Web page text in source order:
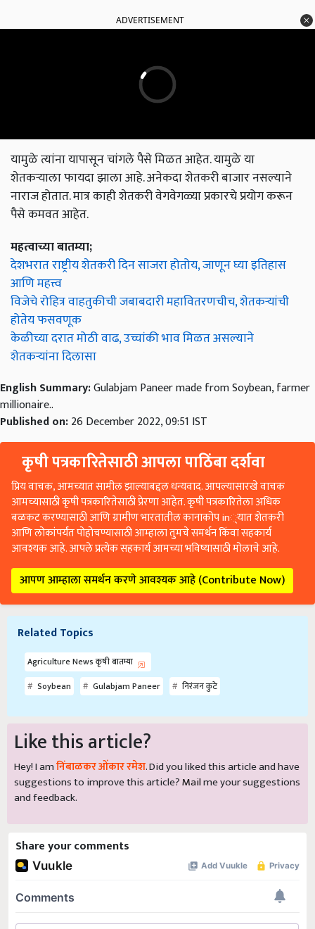
ADVERTISEMENT
यामुळे त्यांना यापासून चांगले पैसे मिळत आहेत. यामुळे या
शेतकऱ्याला फायदा झाला आहे. अनेकदा शेतकरी बाजार नसल्याने
नाराज होतात. मात्र काही शेतकरी वेगवेगळ्या प्रकारचे प्रयोग करून
पैसे कमवत आहेत.
महत्वाच्या बातम्या;
देशभरात राष्ट्रीय शेतकरी दिन साजरा होतोय, जाणून घ्या इतिहास
आणि महत्त्व
विजेचे रोहित्र वाहतुकीची जबाबदारी महावितरणचीच, शेतकऱ्यांची
होतेय फसवणूक
केळीच्या दरात मोठी वाढ, उच्चांकी भाव मिळत असल्याने
शेतकऱ्यांना दिलासा
English Summary:Gulabjam Paneer made from Soybean, farmer
millionaire..
Published on:26 December 2022, 09:51 IST
कृषी पत्रकारितेसाठी आपला पाठिंबा दर्शवा
प्रिय वाचक, आमच्यात सामील झाल्याबद्दल धन्यवाद. आपल्यासारखे वाचक
आमच्यासाठी कृषी पत्रकारितेसाठी प्रेरणा आहेत. कृषी पत्रकारितेला अधिक
बळकट करण्यासाठी आणि ग्रामीण भारतातील कानाकोप in्यात शेतकरी
आणि लोकांपर्यंत पोहोचण्यासाठी आम्हाला तुमचे समर्थन किंवा सहकार्य
आवश्यक आहे. आपले प्रत्येक सहकार्य आमच्या भविष्यासाठी मोलाचे आहे.
आपण आम्हाला समर्थन करणे आवश्यक आहे (Contribute Now)
Related Topics
Agriculture News कृषी बातम्या
Soybean
Gulabjam Paneer निरंजन कुटे
Like this article?
Hey! I amनिंबाळकर ओंकार रमेश. Did you liked this article and have
suggestions to improve this article?Mailme your suggestions
and feedback.
Share your comments